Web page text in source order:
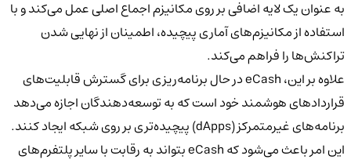
به عنوان یک لایه اضافی بر روی مکانیزم اجماع اصلی عمل می‌کند و با
استفاده از مکانیزم‌های آماری پیچیده، اطمینان از نهایی شدن
تراکنش‌ها را فراهم می‌کند.
علاوه بر این، eCash در حال برنامه‌ریزی برای گسترش قابلیت‌های
قراردادهای هوشمند خود است که به توسعه‌دهندگان اجازه می‌دهد
برنامه‌های غیرمتمرکز (dApps) پیچیده‌تری بر روی شبکه ایجاد کنند.
این امر باعث می‌شود که eCash بتواند به رقابت با سایر پلتفرم‌های